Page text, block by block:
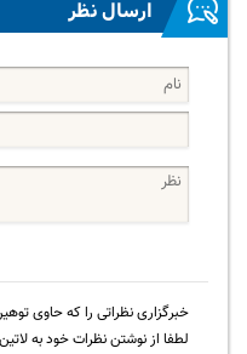
ارسال نظر
خبرگزاری نظراتی را که حاوی
لطفا از نوشتن نظرات خود به